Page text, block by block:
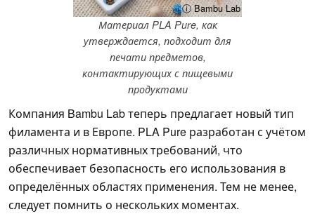
ⓘ Bambu Lab
Материал PLA Pure, как
утверждается, подходит для
печати предметов,
контактирующих с пищевыми
продуктами
Компания Bambu Lab теперь предлагает новый тип
филамента и в Европе. PLA Pure разработан с учётом
различных нормативных требований, что
обеспечивает безопасность его использования в
определённых областях применения. Тем не менее,
следует помнить о нескольких моментах.